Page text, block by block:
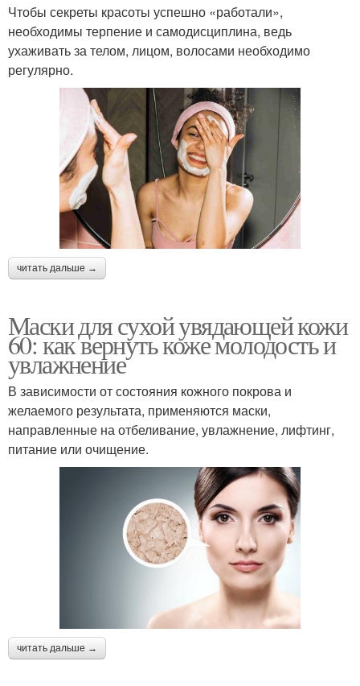
Чтобы секреты красоты успешно «работали»,
необходимы терпение и самодисциплина, ведь
ухаживать за телом, лицом, волосами необходимо
регулярно.
читать дальше →
Маски для сухой увядающей кожи
60: как вернуть коже молодость и
увлажнение
В зависимости от состояния кожного покрова и
желаемого результата, применяются маски,
направленные на отбеливание, увлажнение, лифтинг,
питание или очищение.
читать дальше →